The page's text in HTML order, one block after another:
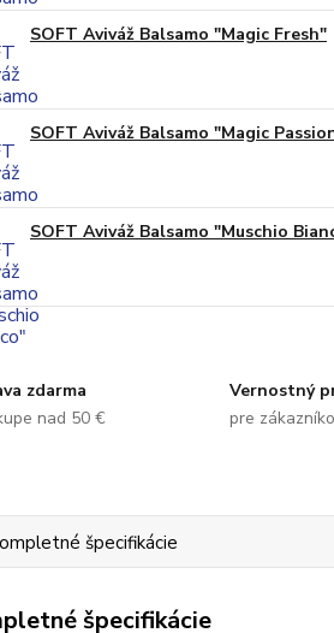
SOFT Aviváž Balsamo "Magic Fresh"
SOFT Aviváž Balsamo "Magic
SOFT Aviváž Balsamo "Muschio
zdarma
nad 50 €
Vernostný
pre
špecifikácie
špecifikácie